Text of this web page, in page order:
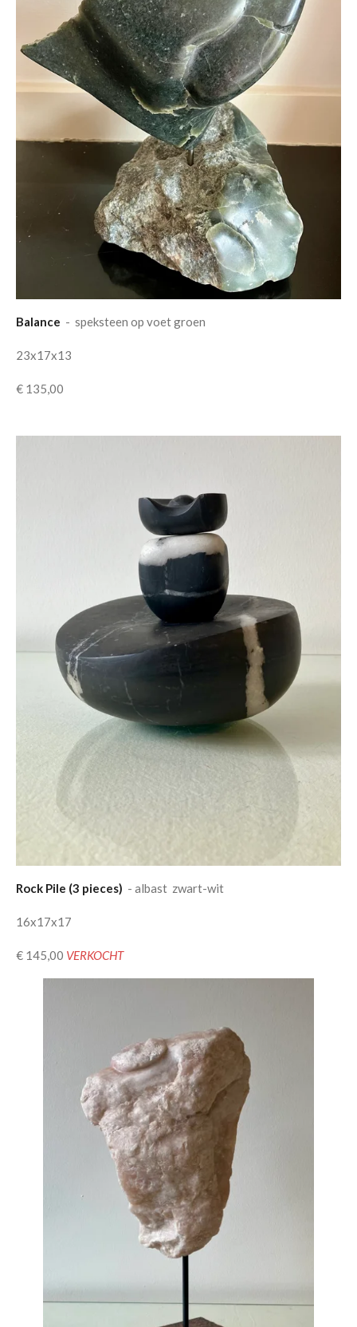
Balance - speksteen op voet groen
23x17x13
€ 135,00
Rock Pile (3 pieces) - albast zwart-wit
16x17x17
€ 145,00 VERKOCHT